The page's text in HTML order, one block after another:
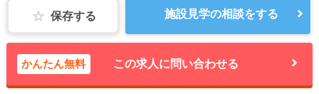
保存する 施設見学の相談をする
かんたん無料 この求人に問い合わせる